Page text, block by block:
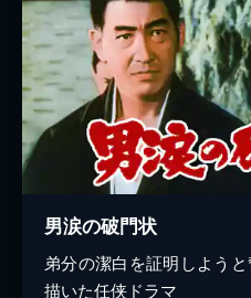
男涙の破門状
弟分の潔白を証明しよう
描いた任侠ドラマ